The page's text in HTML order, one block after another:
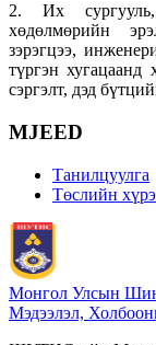
2. Их
хөдөлмөрийн
зэрэгцээ,
түргэн
сэргэлт, дэд
MJEED
Танилцуулга
Төслийн
Монгол Улсын
Мэдээлэл,